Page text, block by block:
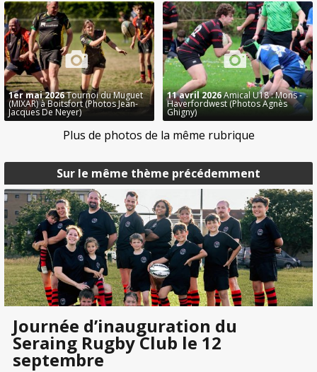
Sur le même thème précédemment
Journée d’inauguration du
Seraing Rugby Club le 12
septembre
1er mai 2026Tournoi du Muguet
(MIXAR) à Boitsfort (Photos Jean-
Jacques De Neyer)
11 avril 2026Amical U18 : Mons -
Haverfordwest (Photos Agnès
Ghigny)
Plus de photos de la même rubrique